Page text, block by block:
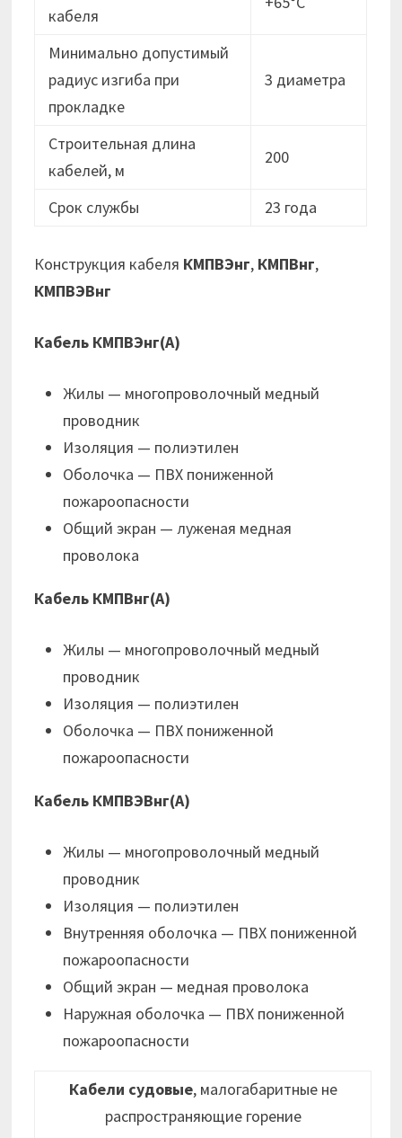
кабеля
Минимально допустимый
радиус изгиба при
прокладке
3 диаметра
Строительная длина
кабелей, м
200
Срок службы 23 года
Конструкция кабеля КМПВЭнг, КМПВнг,
КМПВЭВнг
Кабель КМПВЭнг(А)
Жилы — многопроволочный медный
проводник
Изоляция — полиэтилен
Оболочка — ПВХ пониженной
пожароопасности
Общий экран — луженая медная
проволока
Кабель КМПВнг(А)
Жилы — многопроволочный медный
проводник
Изоляция — полиэтилен
Оболочка — ПВХ пониженной
пожароопасности
Кабель КМПВЭВнг(А)
Жилы — многопроволочный медный
проводник
Изоляция — полиэтилен
Внутренняя оболочка — ПВХ пониженной
пожароопасности
Общий экран — медная проволока
Наружная оболочка — ПВХ пониженной
пожароопасности
Кабели судовые, малогабаритные не
распространяющие горение